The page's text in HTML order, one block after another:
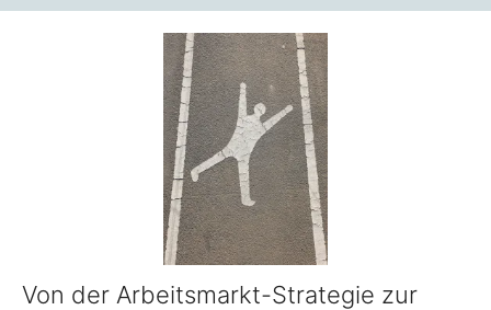
Von der Arbeitsmarkt-Strategie zur